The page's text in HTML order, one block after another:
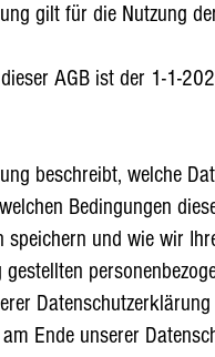
gilt für die Nutzung
AGB ist der 1-1-
beschreibt, welche
Bedingungen
speichern und wie wir
Ende unserer